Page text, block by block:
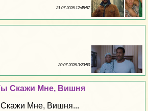
31 07 2026 12:45:57
30 07 2026 3:23:50
Скажи Мне, Вишня
Мне, Вишня...